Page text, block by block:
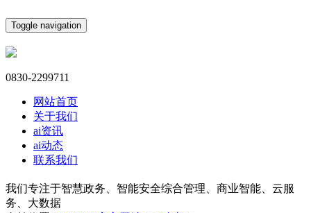
Toggle navigation
0830-2299711
网站首页
关于我们
ai资讯
ai动态
联系我们
我们专注于智慧政务、智能安全综合管理、商业智能、云服
务、大数据